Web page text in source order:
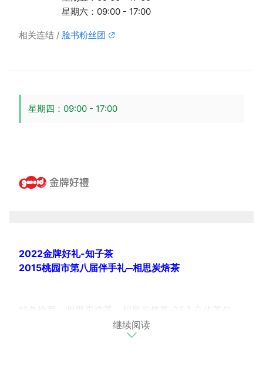
星期六：09:00 - 17:00
相关连结 脸书粉丝团
星期四：09:00 - 17:00
2022金牌好礼-知子茶
2015桃园市第八届伴手礼─相思炭焙茶
特色推荐：相思炭焙茶、相思炭焙茶-25入立体茶包、
相思炭焙茶-12入立体茶包、竹峰茗茶-年节礼盒--台湾
继续阅读